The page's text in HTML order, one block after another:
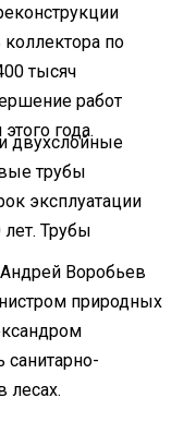
по
тысяч
работ
года.
двухслойные
трубы
эксплуатации
Трубы
Воробьев
природных
лесах.